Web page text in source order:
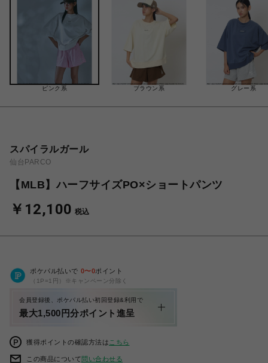
ピンク系 ブラウン系 グレー系
スパイラルガール
仙台PARCO
【MLB】ハーフサイズPO×ショートパンツ
￥12,100 税込
ポケパル払いで 0〜0ポイント
（1P=1円）※キャンペーン分除く
会員登録後、ポケパル払い初回登録&利用で
最大1,500円分ポイント進呈
獲得ポイントの確認方法は こちら
この商品について問い合わせる